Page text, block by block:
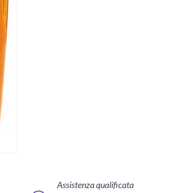
Assistenza qualificata